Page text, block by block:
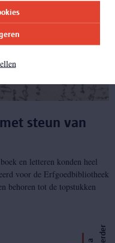
steun van
en letteren konden heel
voor de Erfgoedbibliotheek
behoren tot de topstukken
r